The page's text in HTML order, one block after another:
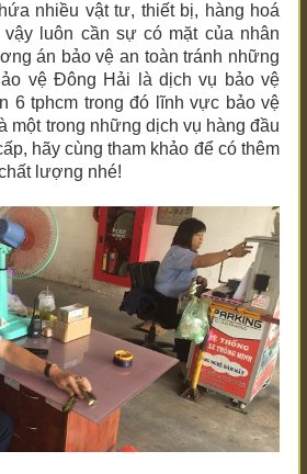
nhiều vật tư, thiết bị, hàng hoá
luôn cần sự có mặt của nhân
án bảo vệ an toàn tránh những
vệ Đông Hải là dịch vụ bảo vệ
6 tphcm trong đó lĩnh vực bảo vệ
một trong những dịch vụ hàng đầu
hãy cùng tham khảo để có thêm
lượng nhé!